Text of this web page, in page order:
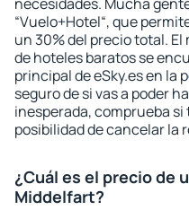
“Vuelo+Hotel“, que
un 30% del precio total.
de hoteles baratos se
principal de eSky.es en la
seguro de si vas a poder
inesperada, comprueba
posibilidad de cancelar la
¿Cuál es el precio de
Middelfart?